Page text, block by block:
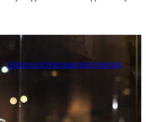
>Археологическая коллекция >